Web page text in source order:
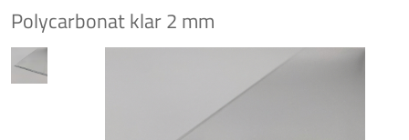
Polycarbonat klar 2 mm